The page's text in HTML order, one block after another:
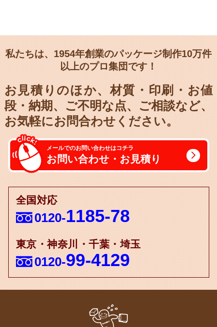
私たちは、1954年創業のパッケージ制作10万件
以上のプロ集団です！
お見積りのほか、材質・印刷・お値
段・納期、
ご不明な点、ご相談など、
お気軽にお問合わせください。
メールでのお問い合わせはコチラ
お問い合わせ・お見積り
全国対応
0120-1185-78
東京・神奈川・千葉・埼玉
0120-99-4129